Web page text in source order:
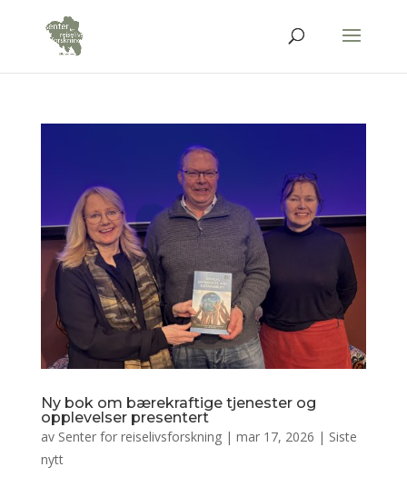
Ny bok om bærekraftige tjenester og
opplevelser presentert
av Senter for reiselivsforskning| mar 17, 2026 | Siste
nytt